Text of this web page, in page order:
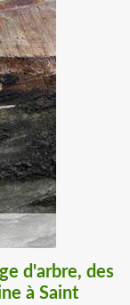
d'arbre, des
à Saint